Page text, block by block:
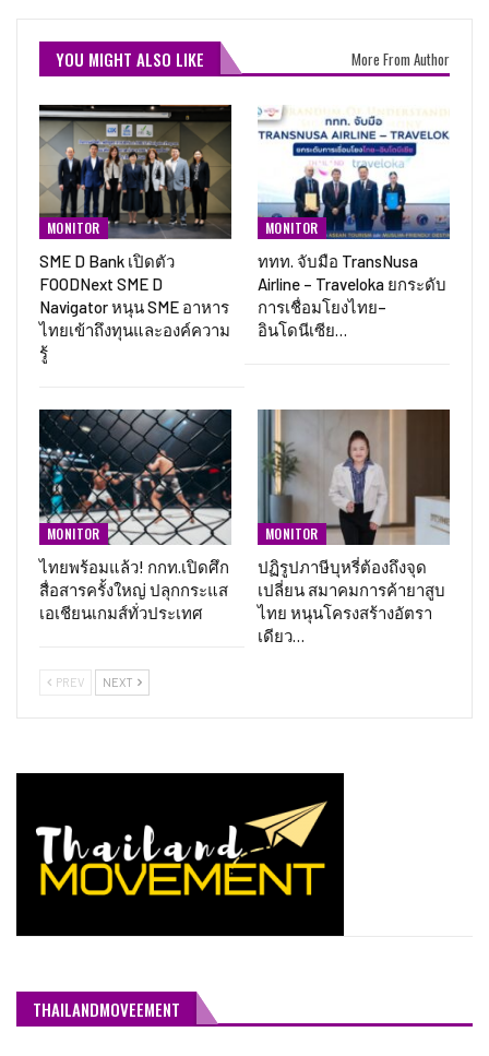
YOU MIGHT ALSO LIKE More From Author
MONITOR
SME D Bank เปิดตัว
FOODNext SME D
Navigator หนุน SME อาหาร
ไทยเข้าถึงทุนและองค์ความ
รู้
MONITOR
ททท. จับมือ TransNusa
Airline – Traveloka ยกระดับ
การเชื่อมโยงไทย–
อินโดนีเซีย…
MONITOR
ไทยพร้อมแล้ว! กกท.เปิดศึก
สื่อสารครั้งใหญ่ ปลุกกระแส
เอเชียนเกมส์ทั่วประเทศ
MONITOR
ปฏิรูปภาษีบุหรี่ต้องถึงจุด
เปลี่ยน สมาคมการค้ายาสูบ
ไทย หนุนโครงสร้างอัตรา
เดียว…
PREV NEXT
THAILANDMOVEEMENT